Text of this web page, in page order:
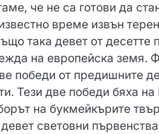
че не са готови да
време извън
така девет от
на европейска земя.
победи от предишните
Тези две победи бяха на
на букмейкърите
световни